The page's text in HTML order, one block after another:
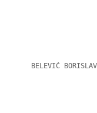
BELEVIĆ